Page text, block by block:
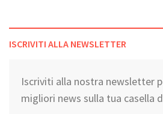
ISCRIVITI ALLA NEWSLETTER
Iscriviti alla nostra newsletter
migliori news sulla tua casella